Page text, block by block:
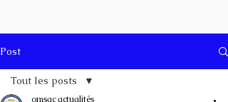
Post
Tout les posts
omsac actualités